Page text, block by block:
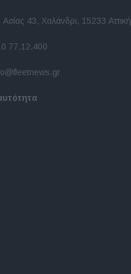
43, Χαλάνδρι, 15233 Αττική
77.12.400